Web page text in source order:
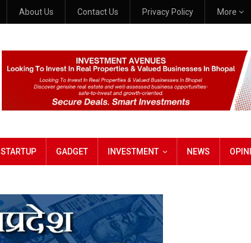
About Us Contact Us Privacy Policy More
STARTUP GADGET INVESTMENT NEWS